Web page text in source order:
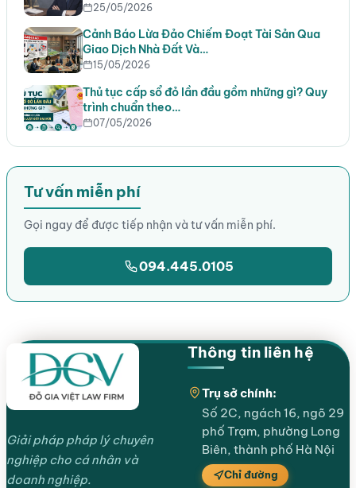
25/05/2026
Cảnh Báo Lừa Đảo Chiếm Đoạt Tài Sản Qua
Giao Dịch Nhà Đất Và…
15/05/2026
Thủ tục cấp sổ đỏ lần đầu gồm những gì? Quy
trình chuẩn theo…
07/05/2026
Tư vấn miễn phí
Gọi ngay để được tiếp nhận và tư vấn miễn phí.
094.445.0105
Giải pháp pháp lý chuyên
nghiệp cho cá nhân và
doanh nghiệp.
Thông tin liên hệ
Trụ sở chính:
Số 2C, ngách 16, ngõ 29
phố Trạm, phường Long
Biên, thành phố Hà Nội
Chỉ đường